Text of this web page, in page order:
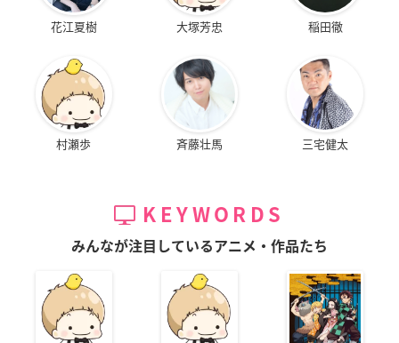
花江夏樹 大塚芳忠 稲田徹
村瀬歩 斉藤壮馬 三宅健太
KEYWORDS
みんなが注目しているアニメ・作品たち